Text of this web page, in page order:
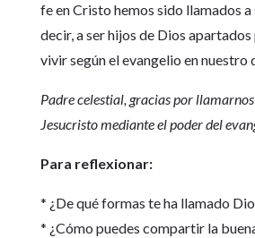
fe en Cristo hemos sido llamados a
decir, a ser hijos de Dios
vivir según el evangelio en nuestro
Padre celestial, gracias por
Jesucristo mediante el poder del
Para reflexionar:
* ¿De qué formas te ha llamado
* ¿Cómo puedes compartir la